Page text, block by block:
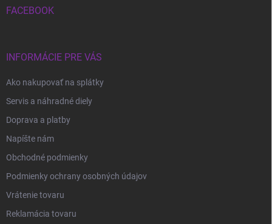
FACEBOOK
INFORMÁCIE PRE VÁS
Ako nakupovať na splátky
Servis a náhradné diely
Doprava a platby
Napíšte nám
Obchodné podmienky
Podmienky ochrany osobných údajov
Vrátenie tovaru
Reklamácia tovaru